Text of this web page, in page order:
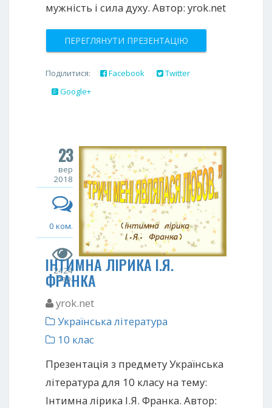
мужність і сила духу. Автор: yrok.net
ПЕРЕГЛЯНУТИ ПРЕЗЕНТАЦІЮ
Поділитися: Facebook
Twitter
Google+
23
вер
2018
0 ком.
2424
пер.
ІНТИМНА ЛІРИКА І.Я.
ФРАНКА
yrok.net
Українська література
10 клас
Презентація з предмету Українська
література для 10 класу на тему:
Інтимна лірика І.Я. Франка. Автор: